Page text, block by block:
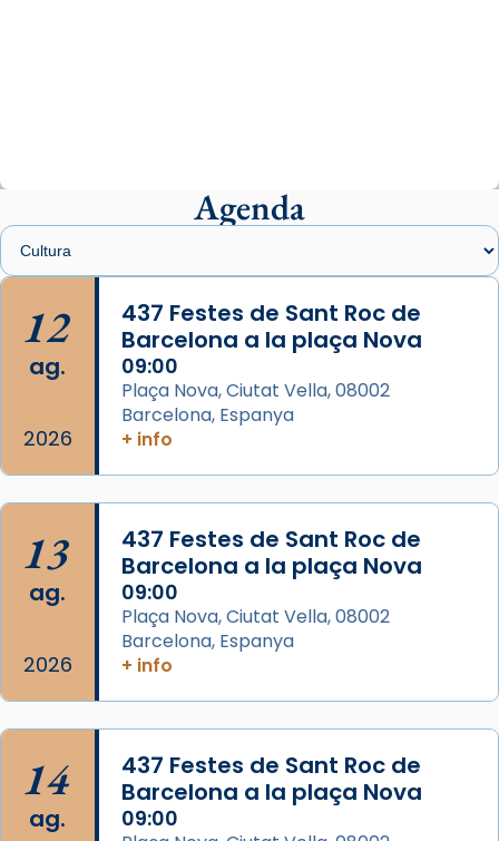
presidit aquest 27 de juliol la missa de Les
Santes de Mataró.
🔗
📸 J. Merino
Photo
View on Facebook · Share
Arquebisbat de Barcelona
2 weeks ago
Aquest dilluns, 27 de juliol, ha tingut lloc la
missa d’acció de gràcies en agraïment al
comitè organitzador de la visita apostòlica
del Sant Pare Lleó XIV a Barcelona, i als
col·laboradors, a la Catedral de Barcelona.
L’arquebisbe de Barcelona, el cardenal Joan
📸 Dr. G. Simón
Photo
Agenda
12
ag.
2026
437 Festes de Sant Roc de
Barcelona a la plaça Nova
09:00
Plaça Nova, Ciutat Vella, 08002
Barcelona, Espanya
+ info
13
ag.
2026
437 Festes de Sant Roc de
Barcelona a la plaça Nova
09:00
Plaça Nova, Ciutat Vella, 08002
Barcelona, Espanya
+ info
14
ag.
437 Festes de Sant Roc de
Barcelona a la plaça Nova
09:00